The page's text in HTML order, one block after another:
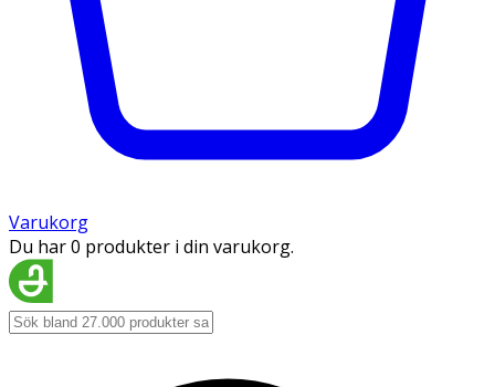
Varukorg
Du har 0 produkter i din varukorg.